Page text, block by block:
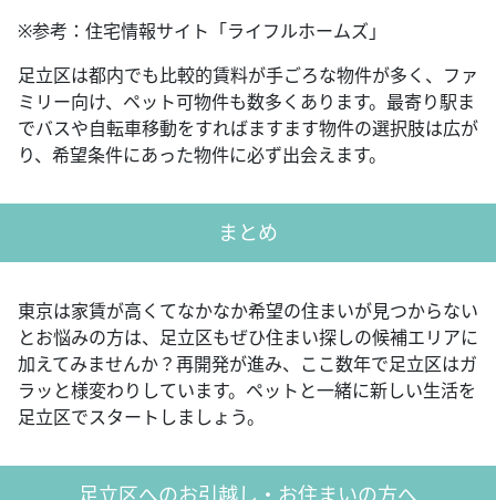
※参考：住宅情報サイト「ライフルホームズ」
足立区は都内でも比較的賃料が手ごろな物件が多く、ファ
ミリー向け、ペット可物件も数多くあります。最寄り駅ま
でバスや自転車移動をすればますます物件の選択肢は広が
り、希望条件にあった物件に必ず出会えます。
まとめ
東京は家賃が高くてなかなか希望の住まいが見つからない
とお悩みの方は、足立区もぜひ住まい探しの候補エリアに
加えてみませんか？再開発が進み、ここ数年で足立区はガ
ラッと様変わりしています。ペットと一緒に新しい生活を
足立区でスタートしましょう。
足立区へのお引越し・お住まいの方へ